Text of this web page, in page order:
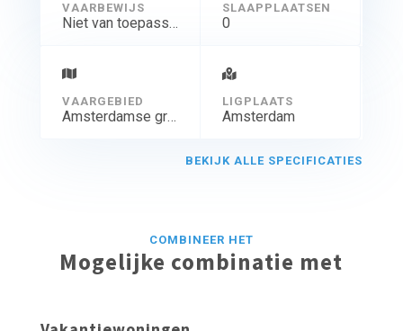
VAARBEWIJS
Niet van toepassing
SLAAPPLAATSEN
0
VAARGEBIED
Amsterdamse grachten
LIGPLAATS
Amsterdam
BEKIJK ALLE SPECIFICATIES
COMBINEER HET
Mogelijke combinatie met